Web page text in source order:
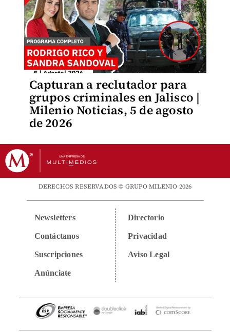
Capturan a reclutador para
grupos criminales en Jalisco |
Milenio Noticias, 5 de agosto
de 2026
DERECHOS RESERVADOS © GRUPO MILENIO 2026
Newsletters
Contáctanos
Suscripciones
Anúnciate
Directorio
Privacidad
Aviso Legal